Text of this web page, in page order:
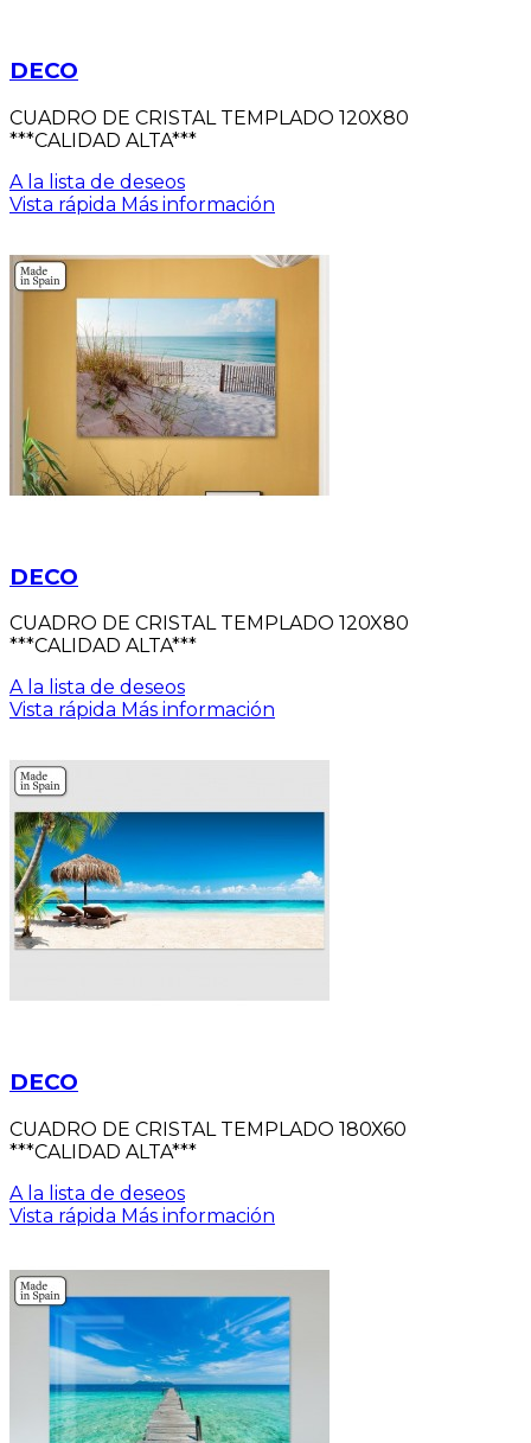
DECO
CUADRO DE CRISTAL TEMPLADO 120X80
***CALIDAD ALTA***
A la lista de deseos
Vista rápida Más información
DECO
CUADRO DE CRISTAL TEMPLADO 120X80
***CALIDAD ALTA***
A la lista de deseos
Vista rápida Más información
DECO
CUADRO DE CRISTAL TEMPLADO 180X60
***CALIDAD ALTA***
A la lista de deseos
Vista rápida Más información